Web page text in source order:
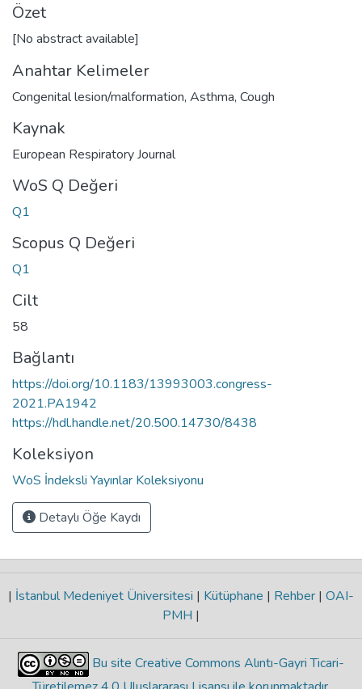
Özet
[No abstract available]
Anahtar Kelimeler
Congenital lesion/malformation, Asthma, Cough
Kaynak
European Respiratory Journal
WoS Q Değeri
Q1
Scopus Q Değeri
Q1
Cilt
58
Bağlantı
https://doi.org/10.1183/13993003.congress-
2021.PA1942
https://hdl.handle.net/20.500.14730/8438
Koleksiyon
WoS İndeksli Yayınlar Koleksiyonu
Detaylı Öğe Kaydı
| İstanbul Medeniyet Üniversitesi | Kütüphane | Rehber | OAI-
PMH |
Bu site Creative Commons Alıntı-Gayri Ticari-